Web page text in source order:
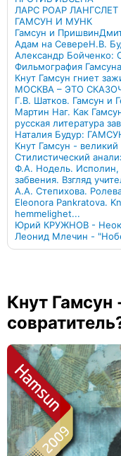
ЛАРС РОАР
ГАМСУН И МУНК
Гамсун и Пришвин
Адам на СевереН.В.
Александр
Фильмография Гамсуна
Кнут Гамсун гниет
МОСКВА – ЭТО
Г.В. Шатков. Гамсун и
Мартин Наг. Как
русская литература
Наталия Будур:
Кнут Гамсун - великий
Стилистический
Ф.А. Нодель. Исполин,
забвения. Взгляд
А.А. Степихова.
Eleonora Pankratova.
hemmelighet...
Юрий КРУЖНОВ -
Леонид Млечин -
Кнут Гамсун